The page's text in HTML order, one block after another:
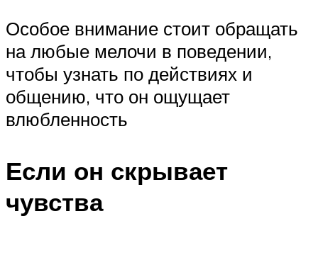
Особое внимание стоит обращать
на любые мелочи в поведении,
чтобы узнать по действиях и
общению, что он ощущает
влюбленность
Если он скрывает
чувства